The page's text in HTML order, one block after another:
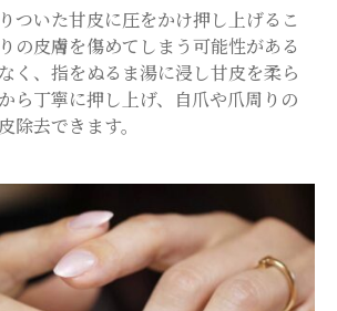
ついた甘皮に圧をかけ押し上げるこ
の皮膚を傷めてしまう可能性がある
く、指をぬるま湯に浸し甘皮を柔ら
ら丁寧に押し上げ、自爪や爪周りの
除去できます。